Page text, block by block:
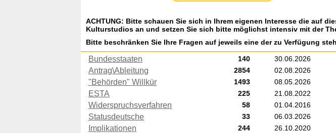
ACHTUNG: Bitte schauen Sie sich in Ihrem eigenen Interesse die auf
Kulturstudios an und setzen Sie sich bitte möglichst intensiv mit der
Bitte beschränken Sie Ihre Fragen auf jeweils eine der zu Verfügung
Bundesstaaten 140 30.06.2026
Antrag\Ableitung 2854 02.08.2026
"Behörden" Willkür 1493 08.05.2026
ESTA 225 21.08.2022
Widerspruchsverfahren 58 01.04.2016
Statusdeutsche 33 06.03.2026
Implikationen 244 26.10.2020